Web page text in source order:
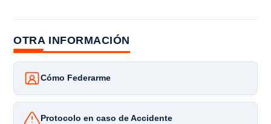
OTRA INFORMACIÓN
Cómo Federarme
Protocolo en caso de Accidente